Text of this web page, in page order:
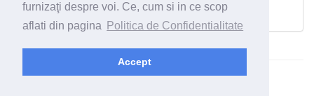
furnizaţi despre voi. Ce, cum si in ce scop
aflati din pagina
Politica de Confidentialitate
Accept
Pagina urmatoare